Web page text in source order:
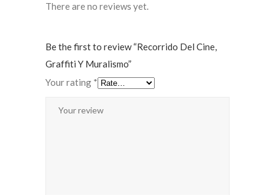
There are no reviews yet.
Be the first to review “Recorrido Del Cine,
Graffiti Y Muralismo”
Your rating *